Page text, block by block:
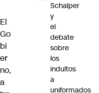
El
Go
bi
er
no,
a
Schalper
y
el
debate
sobre
los
indultos
a
uniformados